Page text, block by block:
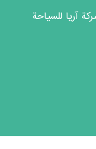
آريا للسياحة